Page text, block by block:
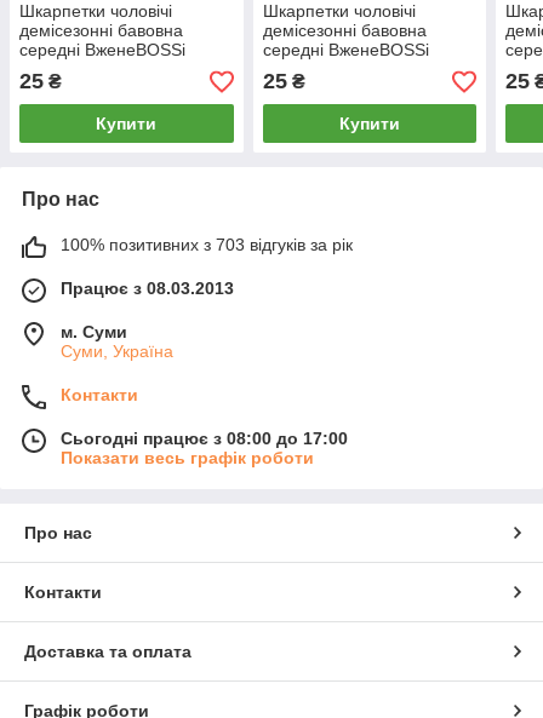
Шкарпетки чоловічі
демісезонні бавовна
середні ВженеBOSSi
Italian, розмір 29 (43-44),
темно-сірі, 11382
25 ₴
Купити
Шкарпетки чоловічі
демісезонні бавовна
середні ВженеBOSSi
Italian, розмір 29 (43-44),
темно-сині, 11387
25₴
Купити
25
Про нас
100% позитивних з 703 відгуків за рік
Працює з 08.03.2013
м. Суми
Суми, Україна
Контакти
Сьогодні працює з 08:00 до 17:00
Показати весь графік роботи
Про нас
Контакти
Доставка та оплата
Графік роботи